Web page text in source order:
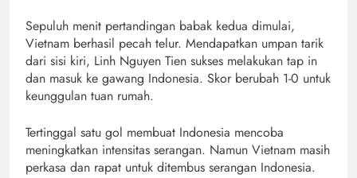
Sepuluh menit pertandingan babak kedua dimulai,
Vietnam berhasil pecah telur. Mendapatkan umpan tarik
dari sisi kiri, Linh Nguyen Tien sukses melakukan tap in
dan masuk ke gawang Indonesia. Skor berubah 1-0 untuk
keunggulan tuan rumah.
Tertinggal satu gol membuat Indonesia mencoba
meningkatkan intensitas serangan. Namun Vietnam masih
perkasa dan rapat untuk ditembus serangan Indonesia.